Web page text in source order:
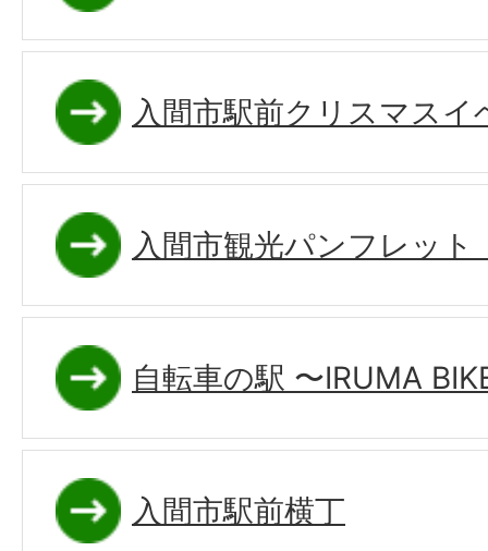
入間市駅前クリスマスイ
入間市観光パンフレット
自転車の駅 〜IRUMA
入間市駅前横丁